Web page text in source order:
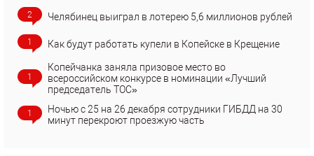
2 Челябинец выиграл в лотерею 5,6 миллионов рублей
1 Как будут работать купели в Копейске в Крещение
1
Копейчанка заняла призовое место во
всероссийском конкурсе в номинации «Лучший
председатель ТОС»
1
Ночью с 25 на 26 декабря сотрудники ГИБДД на 30
минут перекроют проезжую часть